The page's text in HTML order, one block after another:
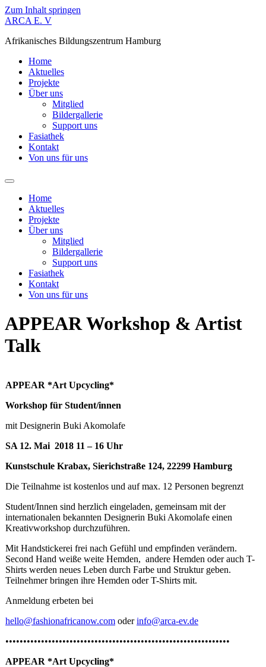
Zum Inhalt springen
ARCA E. V
Afrikanisches Bildungszentrum Hamburg
Home
Aktuelles
Projekte
Über uns
Mitglied
Bildergallerie
Support uns
Fasiathek
Kontakt
Von uns für uns
Home
Aktuelles
Projekte
Über uns
Mitglied
Bildergallerie
Support uns
Fasiathek
Kontakt
Von uns für uns
APPEAR Workshop & Artist
Talk
APPEAR *Art Upcycling*
Workshop für Student/innen
mit Designerin Buki Akomolafe
SA 12. Mai 2018 11 – 16 Uhr
Kunstschule Krabax, Sierichstraße 124, 22299 Hamburg
Die Teilnahme ist kostenlos und auf max. 12 Personen begrenzt
Student/Innen sind herzlich eingeladen, gemeinsam mit der
internationalen bekannten Designerin Buki Akomolafe einen
Kreativworkshop durchzuführen.
Mit Handstickerei frei nach Gefühl und empfinden verändern.
Second Hand weiße weite Hemden, andere Hemden oder auch T-
Shirts werden neues Leben durch Farbe und Struktur geben.
Teilnehmer bringen ihre Hemden oder T-Shirts mit.
Anmeldung erbeten bei
hello@fashionafricanow.com oderinfo@arca-ev.de
•••••••••••••••••••••••••••••••••••••••••••••••••••••••••••••••
APPEAR *Art Upcycling*